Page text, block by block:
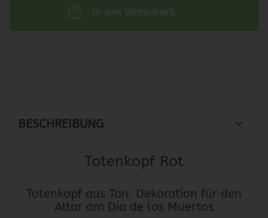
In den Warenkorb
BESCHREIBUNG
Totenkopf Rot
Totenkopf aus Ton. Dekoration für den
Altar am Dia de los Muertos